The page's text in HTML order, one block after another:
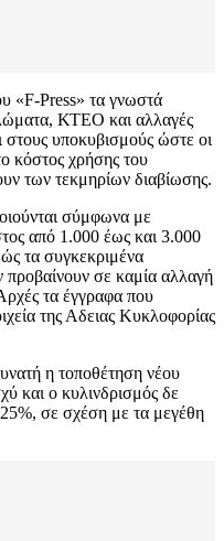
«F-Press» τα γνωστά
ΚΤΕΟ και αλλαγές
στους υποκυβισμούς ώστε οι
κόστος χρήσης του
των τεκμηρίων διαβίωσης.
σύμφωνα με
από 1.000 έως και 3.000
τα συγκεκριμένα
σε καμία αλλαγή
τα έγγραφα που
της Αδειας Κυκλοφορίας
η τοποθέτηση νέου
και ο κυλινδρισμός δε
σε σχέση με τα μεγέθη